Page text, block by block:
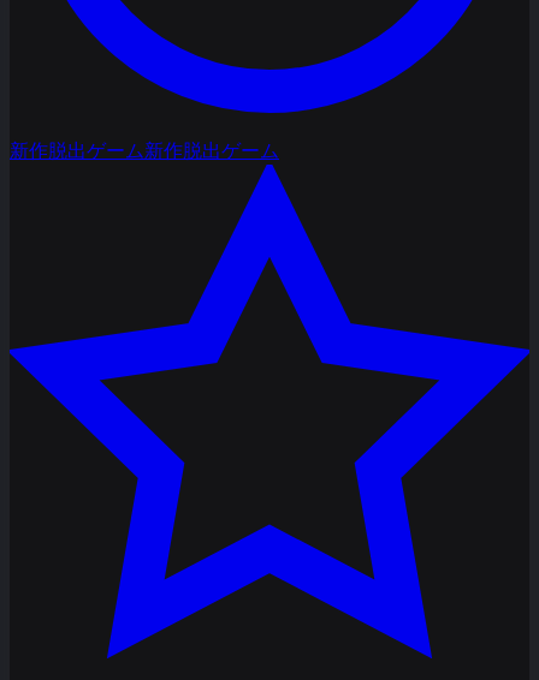
新作脱出ゲーム新作脱出ゲーム